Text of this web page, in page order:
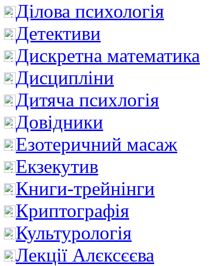
Ділова психологія
Детективи
Дискретна математика
Дисципліни
Дитяча психлогія
Довідники
Езотеричний масаж
Екзекутив
Книги-трейнінги
Криптографія
Культурологія
Лекції Алєксєєва